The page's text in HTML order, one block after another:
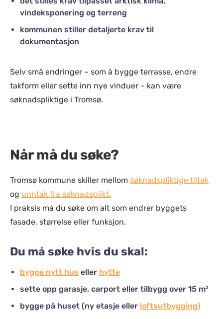
vindeksponering og terreng
kommunen stiller detaljerte krav til
dokumentasjon
Selv små endringer – som å bygge terrasse, endre
takform eller sette inn nye vinduer – kan være
søknadspliktige i Tromsø.
Når må du søke?
Tromsø kommune skiller mellom søknadspliktige tiltak
og unntak fra søknadsplikt.
I praksis må du søke om alt som endrer byggets
fasade, størrelse eller funksjon.
Du må søke hvis du skal:
bygge nytt hus eller hytte
sette opp garasje, carport eller tilbygg over 15 m²
bygge på huset (ny etasje eller loftsutbygging)